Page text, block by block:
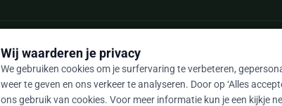
Wij waarderen je privacy
We gebruiken cookies om je surfervaring te verbeteren,
weer te geven en ons verkeer te analyseren. Door op ‘Alles
ons gebruik van cookies. Voor meer informatie kun je een kijkje